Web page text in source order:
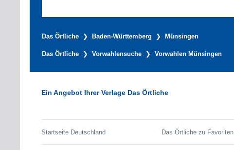
Das Örtliche Baden-Württemberg Münsingen
Das Örtliche Vorwahlensuche Vorwahlen Münsingen
Ein Angebot Ihrer Verlage Das Örtliche
Startseite Deutschland Das Örtliche zu Favoriten